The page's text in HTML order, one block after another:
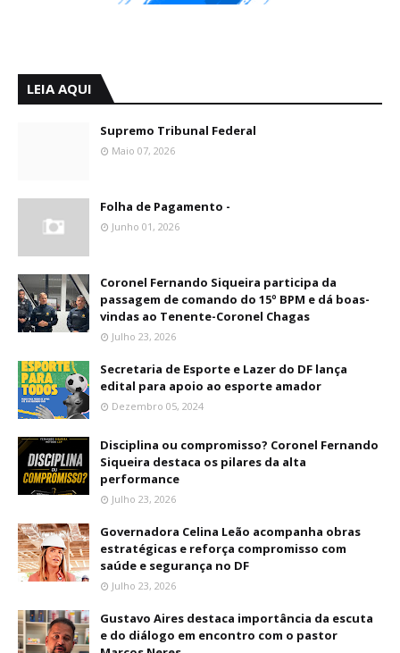
LEIA AQUI
Supremo Tribunal Federal
Maio 07, 2026
Folha de Pagamento -
Junho 01, 2026
Coronel Fernando Siqueira participa da
passagem de comando do 15º BPM e dá boas-
vindas ao Tenente-Coronel Chagas
Julho 23, 2026
Secretaria de Esporte e Lazer do DF lança
edital para apoio ao esporte amador
Dezembro 05, 2024
Disciplina ou compromisso? Coronel Fernando
Siqueira destaca os pilares da alta
performance
Julho 23, 2026
Governadora Celina Leão acompanha obras
estratégicas e reforça compromisso com
saúde e segurança no DF
Julho 23, 2026
Gustavo Aires destaca importância da escuta
e do diálogo em encontro com o pastor